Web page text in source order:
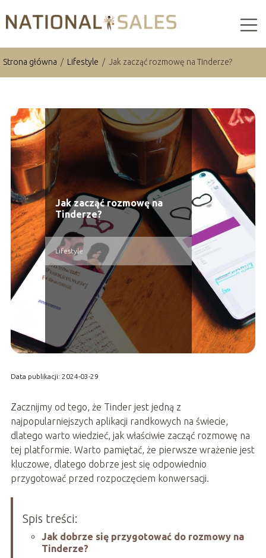
Strona główna / Lifestyle / Jak zacząć rozmowę na Tinderze?
Jak zacząć rozmowę na
Tinderze?
Lifestyle
Data publikacji: 2024-03-29
Zacznijmy od tego, że Tinder jest jedną z
najpopularniejszych aplikacji randkowych na świecie,
dlatego warto wiedzieć, jak właściwie zacząć rozmowę na
tej platformie. Warto pamiętać, że pierwsze wrażenie jest
kluczowe, dlatego dobrze jest się odpowiednio
przygotować przed rozpoczęciem konwersacji.
Spis treści:
Jak dobrze się przygotować do rozmowy na
Tinderze?